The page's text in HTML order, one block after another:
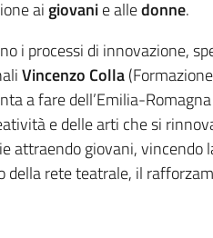
ai giovanie alledonne.
i processi di
Vincenzo Colla
a fare dell’Emilia-
e delle arti che si
attraendo giovani,
rete teatrale, il